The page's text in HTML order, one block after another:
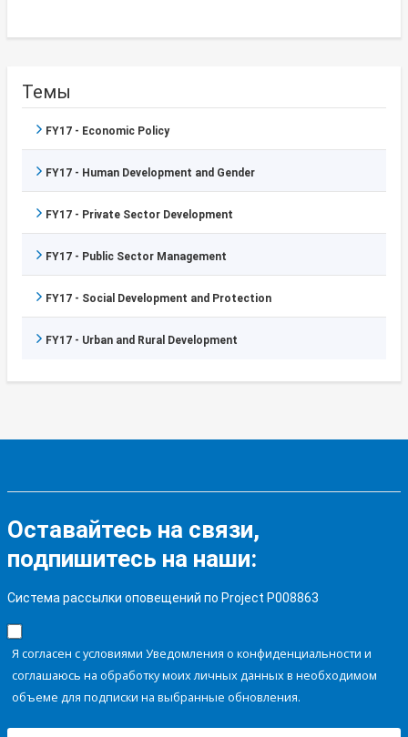
Темы
FY17 - Economic Policy
FY17 - Human Development and Gender
FY17 - Private Sector Development
FY17 - Public Sector Management
FY17 - Social Development and Protection
FY17 - Urban and Rural Development
Оставайтесь на связи,
подпишитесь на наши:
Система рассылки оповещений по Project P008863
Я согласен с условиями Уведомления о конфиденциальности и
соглашаюсь на обработку моих личных данных в необходимом
объеме для подписки на выбранные обновления.